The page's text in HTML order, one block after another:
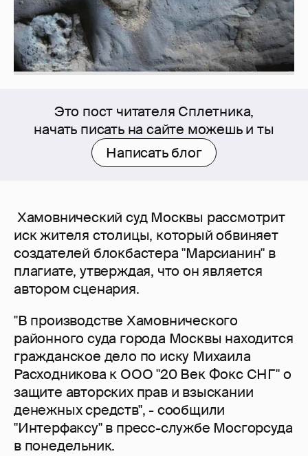
Это пост читателя Сплетника,
начать писать на сайте можешь и ты
Написать блог
Хамовнический суд Москвы рассмотрит
иск жителя столицы, который обвиняет
создателей блокбастера "Марсианин" в
плагиате, утверждая, что он является
автором сценария.
"В производстве Хамовнического
районного суда города Москвы находится
гражданское дело по иску Михаила
Расходникова к ООО "20 Век Фокс СНГ" о
защите авторских прав и взыскании
денежных средств", - сообщили
"Интерфаксу" в пресс-службе Мосгорсуда
в понедельник.